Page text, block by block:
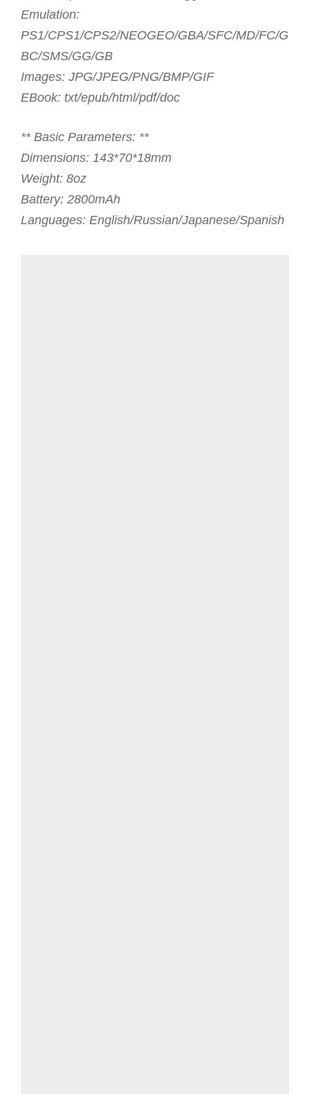
Emulation:
PS1/CPS1/CPS2/NEOGEO/GBA/SFC/MD/FC/G
BC/SMS/GG/GB
Images: JPG/JPEG/PNG/BMP/GIF
EBook: txt/epub/html/pdf/doc
** Basic Parameters: **
Dimensions: 143*70*18mm
Weight: 8oz
Battery: 2800mAh
Languages: English/Russian/Japanese/Spanish